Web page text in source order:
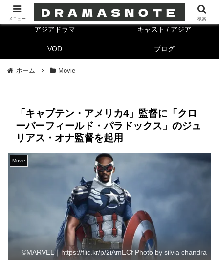
海外ドラマ キャスト/海外
アジアドラマ キャスト / アジア
VOD ブログ
ホーム Movie
「キャプテン・アメリカ4」監督に「クロ
ーバーフィールド・パラドックス」のジュ
リアス・オナ監督を起用
Movie
©MARVEL｜https://flic.kr/p/2iAmECf Photo by silvia chandra
メニュー 検索